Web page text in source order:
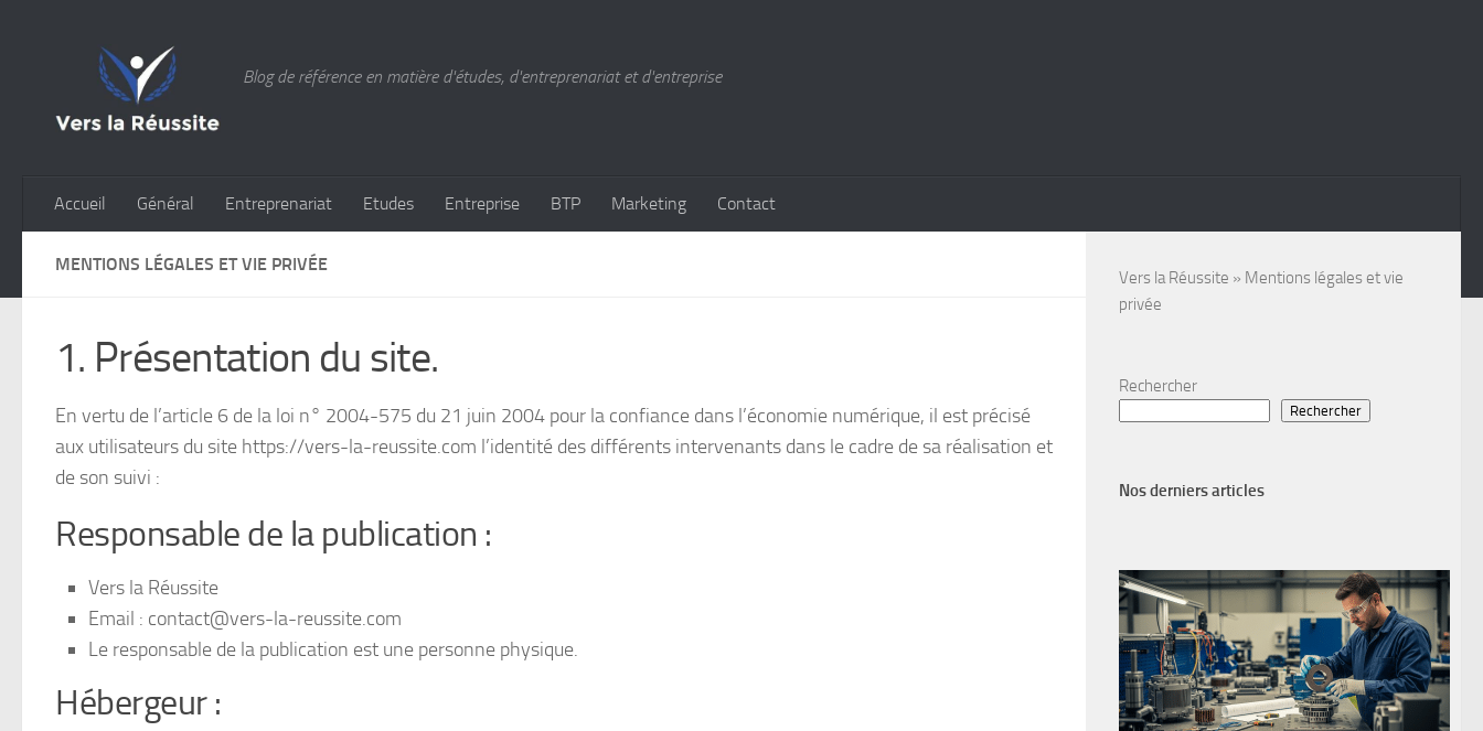
Blog de référence en matière d'études, d'entreprenariat et d'entreprise
Accueil Général Entreprenariat Etudes Entreprise BTP Marketing Contact
MENTIONS LÉGALES ET VIE PRIVÉE
1. Présentation du site.
En vertu de l’article 6 de la loi n° 2004-575 du 21 juin 2004 pour la confiance dans l’économie numérique, il est précisé
aux utilisateurs du site https://vers-la-reussite.com l’identité des différents intervenants dans le cadre de sa réalisation et
de son suivi :
Responsable de la publication :
Vers la Réussite
Email : contact@vers-la-reussite.com
Le responsable de la publication est une personne physique.
Hébergeur :
Vers la Réussite » Mentions légales et vie
privée
Rechercher
Rechercher
Nos derniers articles